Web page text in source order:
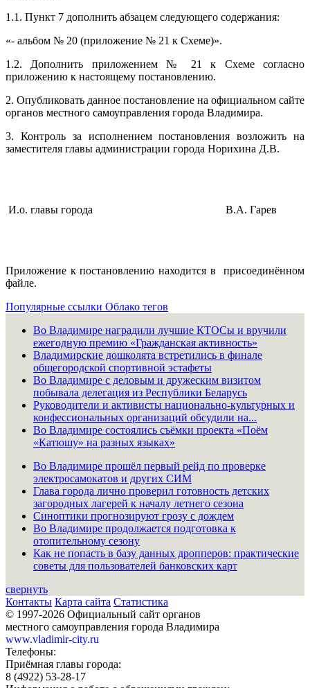
1.1. Пункт 7 дополнить абзацем следующего содержания:
«- альбом № 20 (приложение № 21 к Схеме)».
1.2. Дополнить приложением № 21 к Схеме согласно
приложению к настоящему постановлению.
2. Опубликовать данное постановление на официальном сайте
органов местного самоуправления города Владимира.
3. Контроль за исполнением постановления возложить на
заместителя главы администрации города Норихина Д.В.
И.о. главы города В.А. Гарев
Приложение к постановлению находится в присоединённом
файле.
Популярные ссылки Облако тегов
Во Владимире наградили лучшие КТОСы и вручили
ежегодную премию «Гражданская активность»
Владимирские дошколята встретились в финале
общегородской спортивной эстафеты
Во Владимире с деловым и дружеским визитом
побывала делегация из Республики Беларусь
Руководители и активисты национально-культурных и
конфессиональных организаций обсудили на...
Во Владимире состоялись съёмки проекта «Поём
«Катюшу» на разных языках»
Во Владимире прошёл первый рейд по проверке
электросамокатов и других СИМ
Глава города лично проверил готовность детских
загородных лагерей к началу летнего сезона
Синоптики прогнозируют грозу с дождем
Во Владимире продолжается подготовка к
отопительному сезону
Как не попасть в базу данных дропперов: практические
советы для пользователей банковских карт
свернуть
Контакты Карта сайта Статистика
© 1997-2026 Официальный сайт органов
местного самоуправления города Владимира
www.vladimir-city.ru
Телефоны:
Приёмная главы города:
8 (4922) 53-28-17